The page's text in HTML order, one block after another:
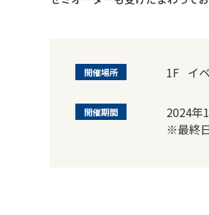
開催場所 1F イ
開催期間
2024年
※最終